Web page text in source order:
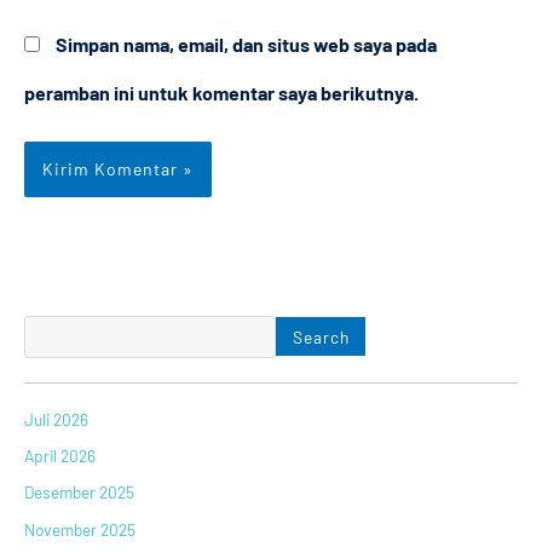
Simpan nama, email, dan situs web saya pada
peramban ini untuk komentar saya berikutnya.
Search
Juli 2026
April 2026
Desember 2025
November 2025